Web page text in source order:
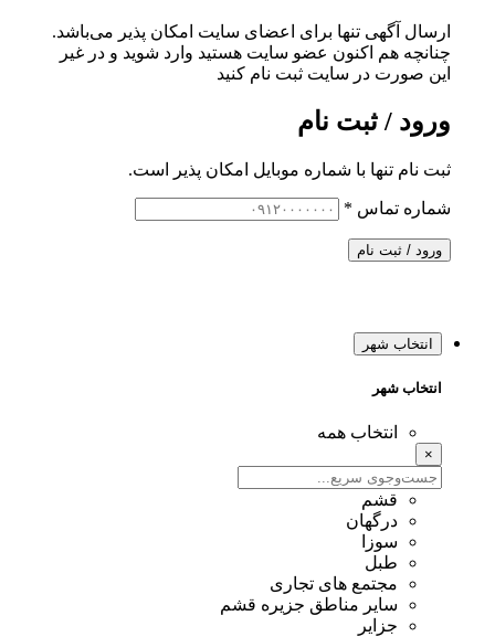
ارسال آگهی تنها برای اعضای سایت امکان پذیر می‌باشد.
چنانچه هم‌ اکنون عضو سایت هستید وارد شوید و در غیر
این صورت در سایت ثبت نام کنید
ورود / ثبت نام
ثبت نام تنها با شماره موبایل امکان پذیر است.
شماره تماس *
ورود / ثبت نام
انتخاب شهر
انتخاب شهر
انتخاب همه
×
قشم
درگهان
سوزا
طبل
مجتمع های تجاری
سایر مناطق جزیره قشم
جزایر